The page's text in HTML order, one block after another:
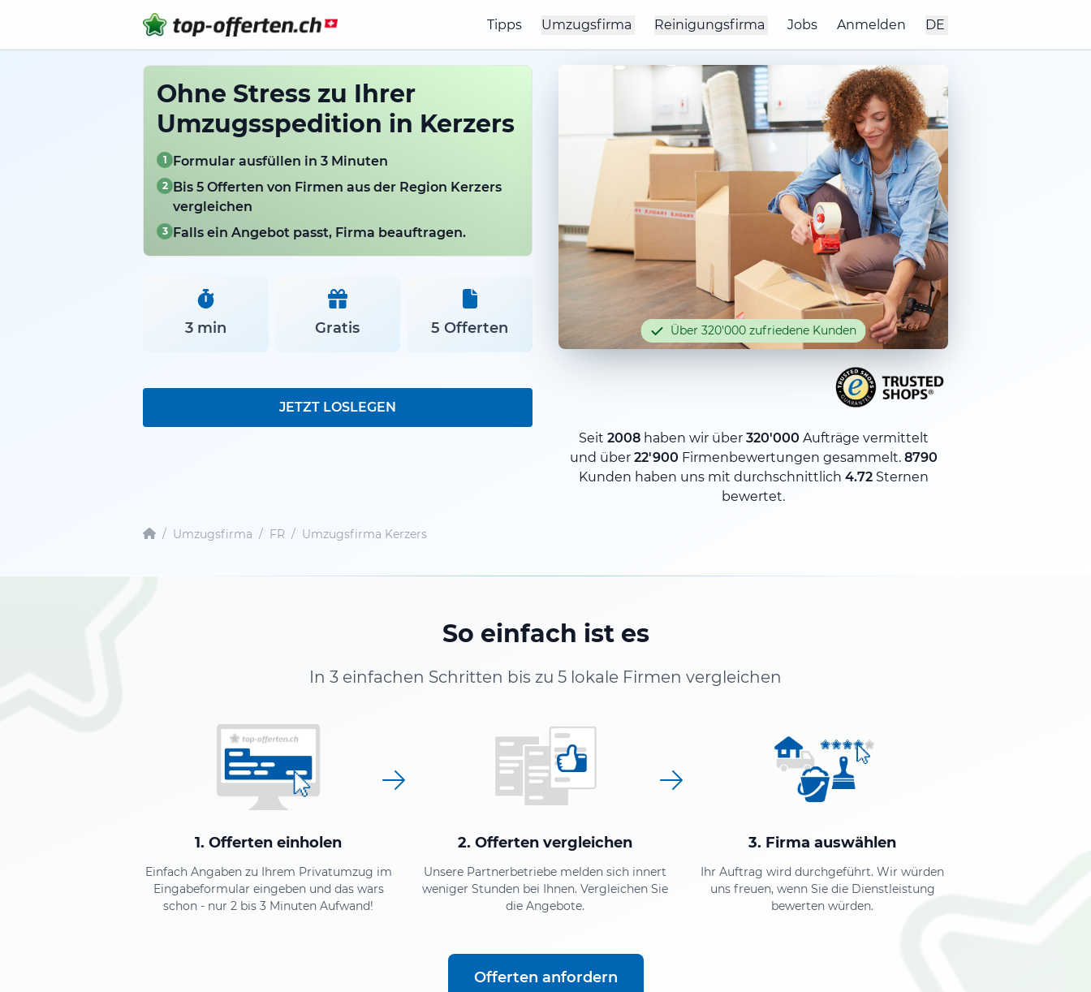
Tipps Umzugsfirma Reinigungsfirma Jobs Anmelden DE
Ohne Stress zu Ihrer
Umzugsspedition in Kerzers
1 Formular ausfüllen in 3 Minuten
2 Bis 5 Offerten von Firmen aus der Region Kerzers
vergleichen
3 Falls ein Angebot passt, Firma beauftragen.
3 min Gratis 5 Offerten
JETZT LOSLEGEN
Über 320'000 zufriedene Kunden
Seit 2008haben wir über 320'000 Aufträge vermittelt
und über 22'900 Firmenbewertungen gesammelt. 8790
Kunden haben uns mit durchschnittlich 4.72Sternen
bewertet.
/ Umzugsfirma / FR / Umzugsfirma Kerzers
So einfach ist es
In 3 einfachen Schritten bis zu 5 lokale Firmen vergleichen
1. Offerten einholen
Einfach Angaben zu Ihrem Privatumzug im
Eingabeformular eingeben und das wars
schon - nur 2 bis 3 Minuten Aufwand!
2. Offerten vergleichen
Unsere Partnerbetriebe melden sich innert
weniger Stunden bei Ihnen. Vergleichen Sie
die Angebote.
3. Firma auswählen
Ihr Auftrag wird durchgeführt. Wir würden
uns freuen, wenn Sie die Dienstleistung
bewerten würden.
Offerten anfordern